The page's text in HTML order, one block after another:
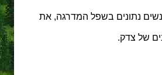
נתונים בשפל המדרגה, את
של צדק.